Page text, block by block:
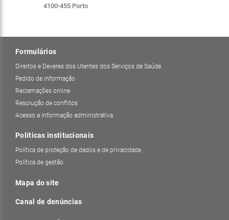
4100-455 Porto
Formulários
Direitos e Deveres dos Utentes dos Serviços de Saúde
Pedido de informação
Reclamações online
Resolução de conflitos
Acesso a informação administrativa
Políticas institucionais
Política de proteção de dados e de privacidade
Política de gestão
Mapa do site
Canal de denúncias